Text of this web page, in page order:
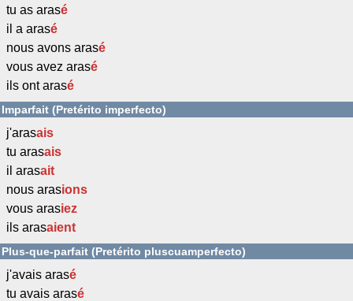
tu as arasé
il a arasé
nous avons arasé
vous avez arasé
ils ont arasé
Imparfait (Pretérito imperfecto)
j'arasais
tu arasais
il arasait
nous arasions
vous arasiez
ils arasaient
Plus-que-parfait (Pretérito pluscuamperfecto)
j'avais arasé
tu avais arasé